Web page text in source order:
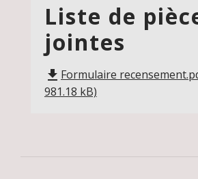
Liste de
jointes
file_download Formulaire
981.18 kB)